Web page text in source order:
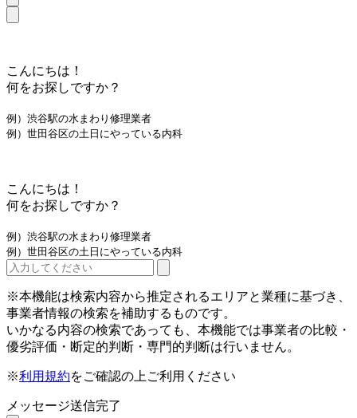
こんにちは！
何をお探しですか？
例）渋谷駅の水まわり修理業者
例）世田谷区の土日にやっている内科
こんにちは！
何をお探しですか？
例）渋谷駅の水まわり修理業者
例）世田谷区の土日にやっている内科
※本機能は検索内容から推定されるエリアと業種に基づき、
事業者情報の検索を補助するものです。
いかなる内容の検索であっても、本機能では事業者の比較・
優劣評価・断定的判断・専門的判断は行いません。
※利用規約をご確認の上ご利用ください
メッセージ送信完了